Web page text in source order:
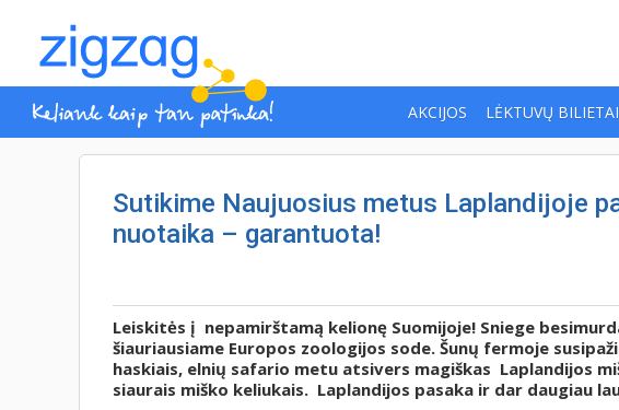
AKCIJOS LĖKTUVŲ BILIETAI
Sutikime Naujuosius metus Laplandijoje
nuotaika – garantuota!
Leiskitės į nepamirštamą kelionę Suomijoje! Sniege
šiauriausiame Europos zoologijos sode. Šunų fermoje
haskiais, elnių safario metu atsivers magiškas Laplandijos
siaurais miško keliukais. Laplandijos pasaka ir dar daugiau